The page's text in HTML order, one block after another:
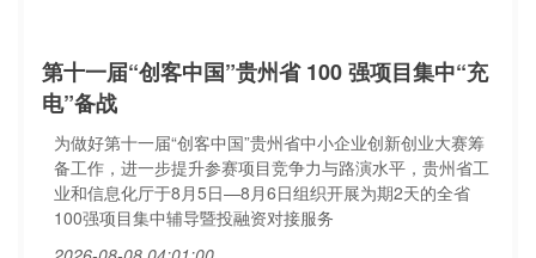
第十一届“创客中国”贵州省 100 强项目集中“充
电”备战
为做好第十一届“创客中国”贵州省中小企业创新创业大赛筹
备工作，进一步提升参赛项目竞争力与路演水平，贵州省工
业和信息化厅于8月5日—8月6日组织开展为期2天的全省
100强项目集中辅导暨投融资对接服务